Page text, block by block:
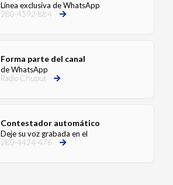
Línea exclusiva de WhatsApp
280-4592-884
Forma parte del canal
de WhatsApp
Radio Chubut
Contestador automático
Deje su voz grabada en el
280-4424-476